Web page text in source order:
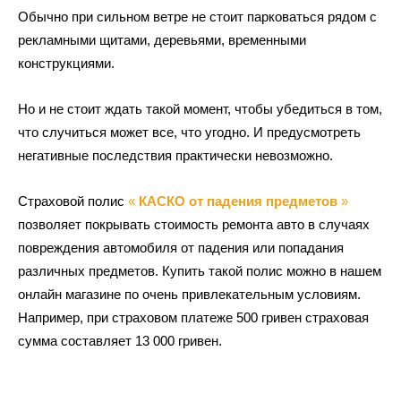
Обычно при сильном ветре не стоит парковаться рядом с
рекламными щитами, деревьями, временными
конструкциями.
Но и не стоит ждать такой момент, чтобы убедиться в том,
что случиться может все, что угодно. И предусмотреть
негативные последствия практически невозможно.
Страховой полис « КАСКО от падения предметов »
позволяет покрывать стоимость ремонта авто в случаях
повреждения автомобиля от падения или попадания
различных предметов. Купить такой полис можно в нашем
онлайн магазине по очень привлекательным условиям.
Например, при страховом платеже 500 гривен страховая
сумма составляет 13 000 гривен.